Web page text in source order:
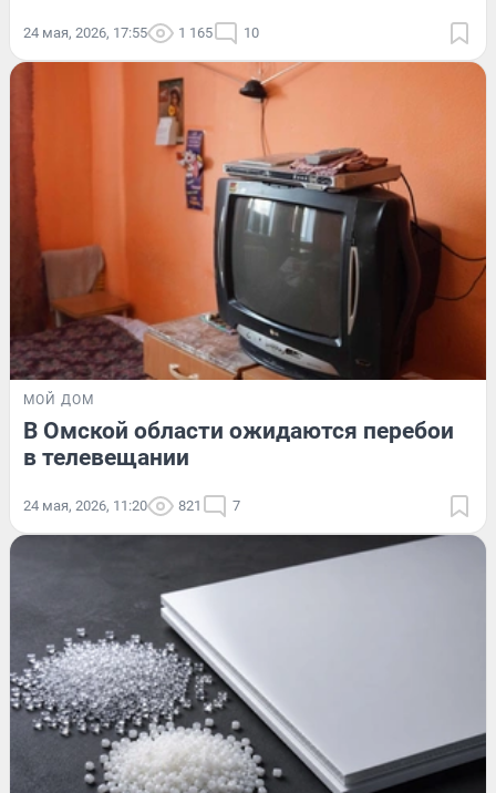
24 мая, 2026, 17:55 1 165 10
МОЙ ДОМ
В Омской области ожидаются перебои
в телевещании
24 мая, 2026, 11:20 821 7